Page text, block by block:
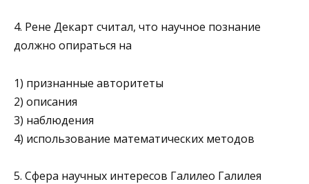
4. Рене Декарт считал, что научное познание
должно опирать­ся на
1) признанные авторитеты
2) описания
3) наблюдения
4) использование математических методов
5. Сфера научных интересов Галилео Галилея